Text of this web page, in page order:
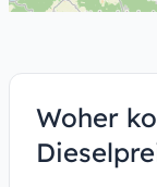
Woher